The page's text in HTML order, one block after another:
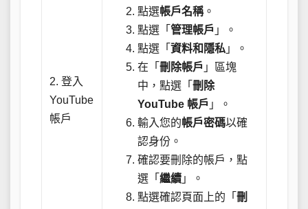
2. 登入
YouTube
帳戶
點選帳戶名稱。
點選「管理帳戶 」。
點選「資料和隱私 」。
在「刪除帳戶 」區塊
中，點選「刪除
YouTube 帳戶 」。
輸入您的帳戶密碼以確
認身份。
確認要刪除的帳戶，點
選「繼續 」。
點選確認頁面上的「刪